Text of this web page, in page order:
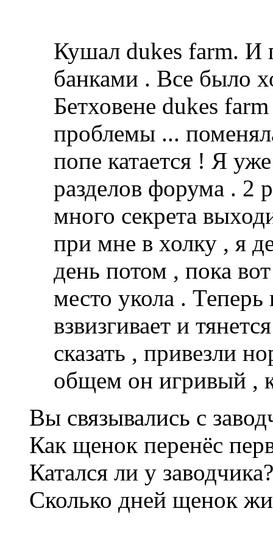
Кушал dukes farm. И
банками . Все было
Бетховене dukes
проблемы ...
попе катается ! Я
разделов форума . 2
много секрета
при мне в холку , я
день потом , пока
место укола .
взвизгивает и
сказать , привезли
общем он игривый ,
Вы связывались с
Как щенок перенёс
Катался ли у заводчика?
Сколько дней щенок